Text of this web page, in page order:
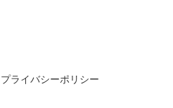
プライバシーポリシー